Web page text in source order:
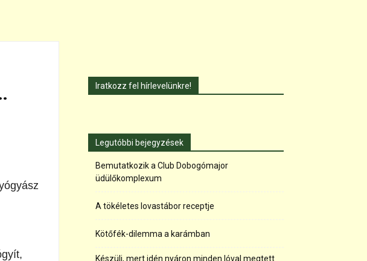
Iratkozz fel hírlevelünkre!
Legutóbbi bejegyzések
Bemutatkozik a Club Dobogómajor
üdülőkomplexum
A tökéletes lovastábor receptje
Kötőfék-dilemma a karámban
Készülj, mert idén nyáron minden lóval megtett